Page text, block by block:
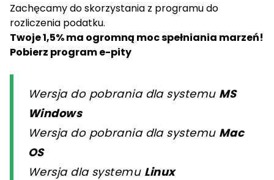
Zachęcamy do skorzystania z programu do
rozliczenia podatku.
Twoje 1,5% ma ogromną moc spełniania marzeń!
Pobierz program e-pity
Wersja do pobrania dla systemu MS
Windows
Wersja do pobrania dla systemu Mac
OS
Wersja dla systemu Linux